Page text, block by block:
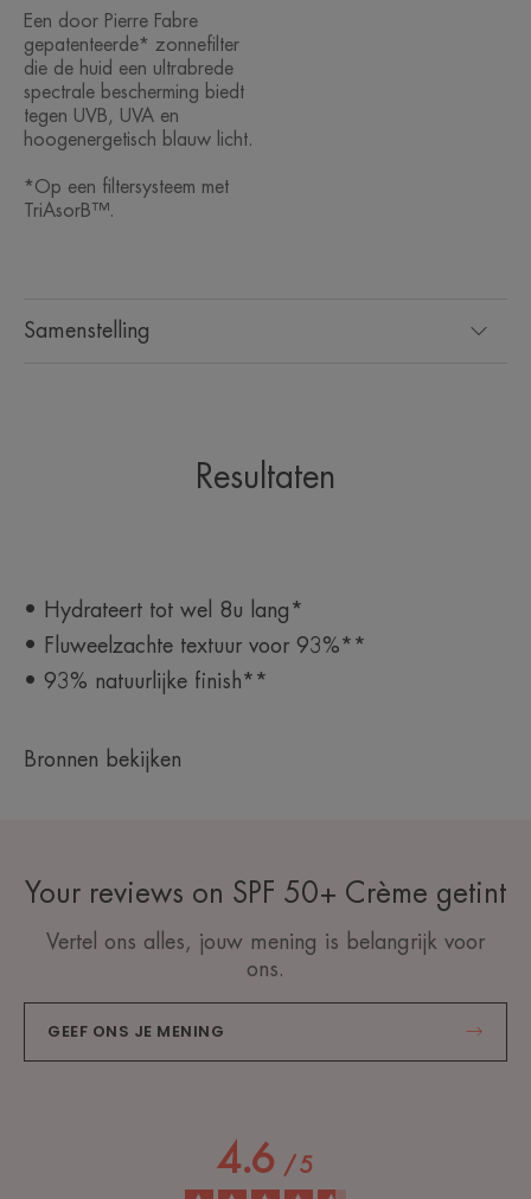
blootgesteld aan blauw licht
***Tests uitgevoerd door het Observatoire
Océanologique de Banyuls-sur-Mer op
representatieve soorten
• ZONNEBESCHERMING: het bevat zonnefilters
voor een zeer brede en stabiele UVB-/UVA-
bescherming.
van vrije radicalen.
de zwembeurt optimaal beschermd blijft tegen de
schadelijke effecten van zonlicht.
TEXTUUR PARTNERSCHAP
Een fluweelzachte textuur die de huid onmiddellijk
comfortabel laat aanvoelen.
Samenstelling
Een door Pierre Fabre
gepatenteerde* zonnefilter
die de huid een ultrabrede
spectrale bescherming biedt
tegen UVB, UVA en
hoogenergetisch blauw licht.
*Op een filtersysteem met
TriAsorB™.
Resultaten
• Hydrateert tot wel 8u lang*
• Fluweelzachte textuur voor 93%**
• 93% natuurlijke finish**
Bronnen bekijken
Your reviews on SPF 50+ Crème getint
Vertel ons alles, jouw mening is belangrijk voor
ons.
GEEF ONS JE MENING
4.6 /5